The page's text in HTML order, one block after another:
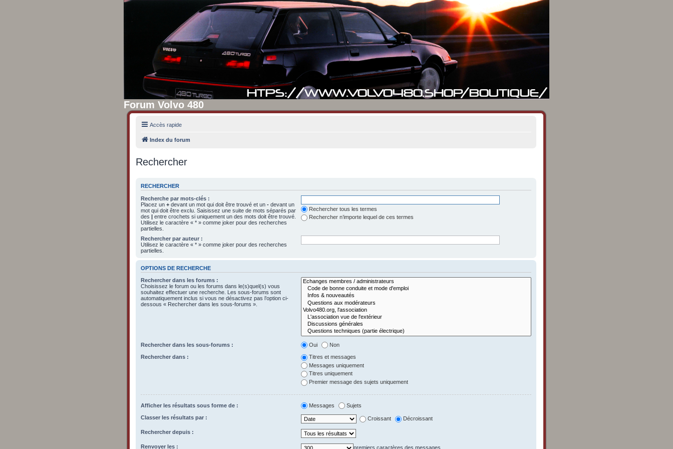
Forum Volvo 480
Accès rapide
Index du forum
Rechercher
RECHERCHER
Recherche par mots-clés :
Placez un + devant un mot qui doit être trouvé et un - devant un
mot qui doit être exclu. Saisissez une suite de mots séparés par
des | entre crochets si uniquement un des mots doit être trouvé.
Utilisez le caractère « * » comme joker pour des recherches
partielles.
Rechercher tous les termes
Rechercher n’importe lequel de ces termes
Rechercher par auteur :
Utilisez le caractère « * » comme joker pour des recherches
partielles.
OPTIONS DE RECHERCHE
Rechercher dans les forums :
Choisissez le forum ou les forums dans le(s)quel(s) vous
souhaitez effectuer une recherche. Les sous-forums sont
automatiquement inclus si vous ne désactivez pas l’option ci-
dessous « Rechercher dans les sous-forums ».
Rechercher dans les sous-forums : Oui Non
Rechercher dans :
Titres et messages
Messages uniquement
Titres uniquement
Premier message des sujets uniquement
Afficher les résultats sous forme de : Messages Sujets
Classer les résultats par : Croissant Décroissant
Rechercher depuis :
Renvoyer les : premiers caractères des messages